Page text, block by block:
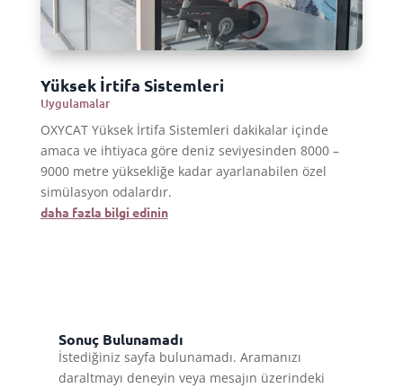
Yüksek İrtifa Sistemleri
Uygulamalar
OXYCAT Yüksek İrtifa Sistemleri dakikalar içinde
amaca ve ihtiyaca göre deniz seviyesinden 8000 –
9000 metre yüksekliğe kadar ayarlanabilen özel
simülasyon odalardır.
daha fazla bilgi edinin
Sonuç Bulunamadı
İstediğiniz sayfa bulunamadı. Aramanızı
daraltmayı deneyin veya mesajın üzerindeki